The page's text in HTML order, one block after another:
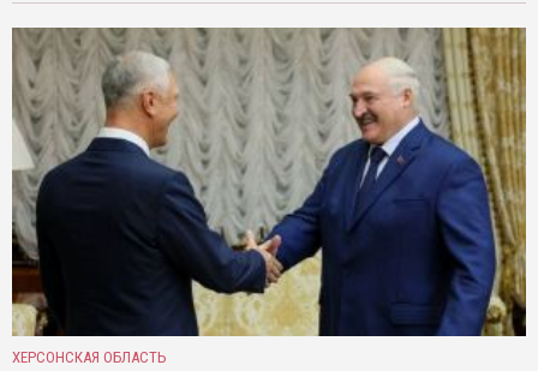
ХЕРСОНСКАЯ ОБЛАСТЬ